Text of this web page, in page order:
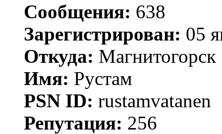
Сообщения: 638
Зарегистрирован: 05
Откуда: Магнитогорск
Имя: Рустам
PSN ID: rustamvatanen
Репутация: 256